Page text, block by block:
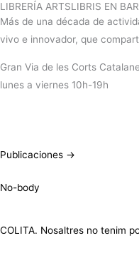
LIBRERÍA ARTSLIBRIS EN
Más de una década de
vivo e innovador, que
Gran Via de les Corts
lunes a viernes 10h-19h
Publicaciones →
No-body
COLITA. Nosaltres no tenim